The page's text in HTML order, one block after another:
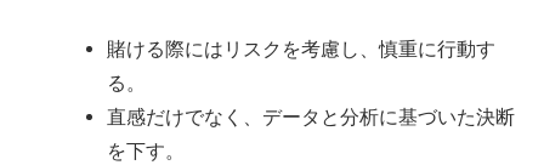
賭ける際にはリスクを考慮し、慎重に行動す
る。
直感だけでなく、データと分析に基づいた決断
を下す。